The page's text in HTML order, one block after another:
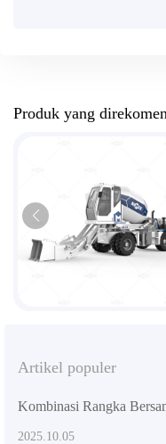
Produk yang
Artikel populer
2025.10.05